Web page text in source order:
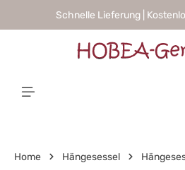
springenSchnelle Lieferung |
Home Hängesessel